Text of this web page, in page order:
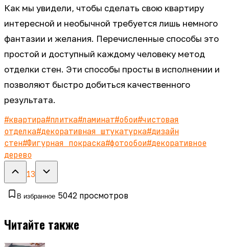
Как мы увидели, чтобы сделать свою квартиру
интересной и необычной требуется лишь немного
фантазии и желания. Перечисленные способы это
простой и доступный каждому человеку метод
отделки стен. Эти способы просты в исполнении и
позволяют быстро добиться качественного
результата.
#квартира#плитка#ламинат#обои#чистовая
отделка#декоративная штукатурка#дизайн
стен#Фигурная покраска#фотообои#декоративное
дерево
13
В избранное 5042 просмотров
Читайте также